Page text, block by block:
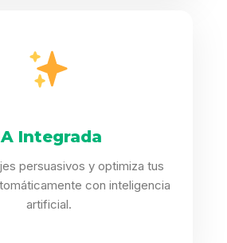
Integrada
persuasivos y optimiza tus
con inteligencia
artificial.